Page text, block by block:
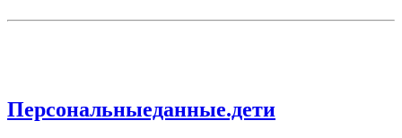
Персональныеданные.дети